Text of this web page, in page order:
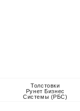
Толстовки
Рунет Бизнес
Системы (РБС)